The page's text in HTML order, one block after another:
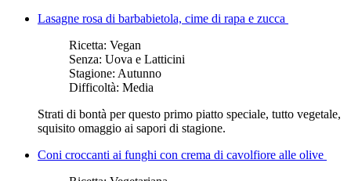
Lasagne rosa di barbabietola, cime di rapa e zucca
Ricetta: Vegan
Senza: Uova e Latticini
Stagione: Autunno
Difficoltà: Media
Strati di bontà per questo primo piatto speciale, tutto vegetale,
squisito omaggio ai sapori di stagione.
Coni croccanti ai funghi con crema di cavolfiore alle olive